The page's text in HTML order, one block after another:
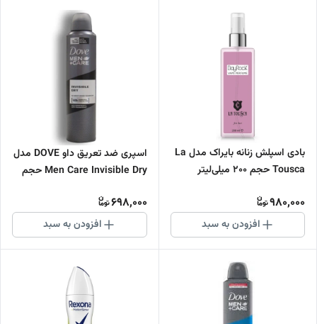
بادی اسپلش زنانه بایراک مدل La
Tousca حجم 200 میلی‌لیتر
980,000
افزودن به سبد
اسپری ضد تعریق داو DOVE مدل
Men Care Invisible Dry حجم
698,000
افزودن به سبد